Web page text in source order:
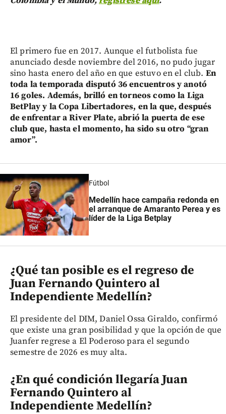
El primero fue en 2017. Aunque el futbolista fue
anunciado desde noviembre del 2016, no pudo jugar
sino hasta enero del año en que estuvo en el club. En
toda la temporada disputó 36 encuentros y anotó
16 goles. Además, brilló en torneos como la Liga
BetPlay y la Copa Libertadores, en la que, después
de enfrentar a River Plate, abrió la puerta de ese
club que, hasta el momento, ha sido su otro “gran
amor”.
Fútbol
Medellín hace campaña redonda en
el arranque de Amaranto Perea y es
líder de la Liga Betplay
¿Qué tan posible es el regreso de
Juan Fernando Quintero al
Independiente Medellín?
El presidente del DIM, Daniel Ossa Giraldo, confirmó
que existe una gran posibilidad y que la opción de que
Juanfer regrese a El Poderoso para el segundo
semestre de 2026 es muy alta.
¿En qué condición llegaría Juan
Fernando Quintero al
Independiente Medellín?